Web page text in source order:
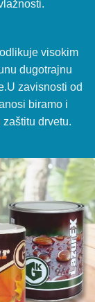
visokim
dugotrajnu
zavisnosti od
biramo i
drvetu.